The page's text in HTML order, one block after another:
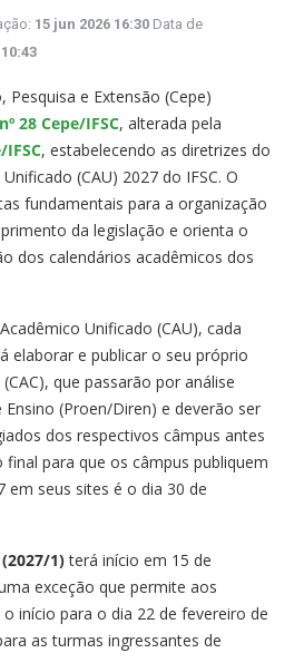
15 jun 2026 16:30 Data de
Pesquisa e Extensão (Cepe)
28 Cepe/IFSC, alterada pela
IFSC, estabelecendo as diretrizes do
(CAU) 2027 do IFSC. O
fundamentais para a organização
da legislação e orienta o
dos calendários acadêmicos dos
Unificado (CAU), cada
elaborar e publicar o seu próprio
que passarão por análise
(Proen/Diren) e deverão ser
dos respectivos câmpus antes
final para que os câmpus publiquem
em seus sites é o dia 30 de
1)terá início em 15 de
exceção que permite aos
início para o dia 22 de fevereiro de
as turmas ingressantes de